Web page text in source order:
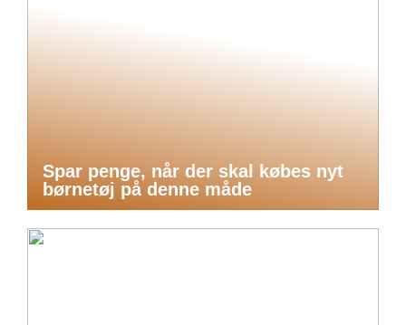
Spar penge, når der skal købes nyt
børnetøj på denne måde